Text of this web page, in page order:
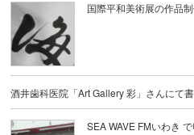
国際平和美術展の作品制
酒井歯科医院「Art Gallery 彩」さんにて
SEA WAVE FMいわき